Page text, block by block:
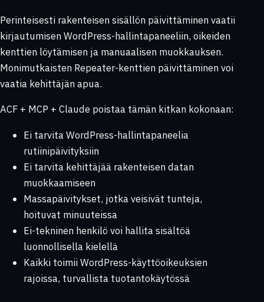
Perinteisesti rakenteisen sisällön päivittäminen vaatii
kirjautumisen WordPress-hallintapaneeliin, oikeiden
kenttien löytämisen ja manuaalisen muokkauksen.
Monimutkaisten Repeater-kenttien päivittäminen voi
vaatia kehittäjän apua.
ACF + MCP + Claude poistaa tämän kitkan kokonaan:
Ei tarvita WordPress-hallintapaneelia
rutiinipäivityksiin
Ei tarvita kehittäjää rakenteisen datan
muokkaamiseen
Massapäivitykset, jotka veisivät tunteja,
hoituvat minuuteissa
Ei-tekninen henkilö voi hallita sisältöä
luonnollisella kielellä
Kaikki toimii WordPress-käyttöoikeuksien
rajoissa, turvallista tuotantokäytössä